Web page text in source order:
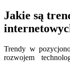
Jakie są
Trendy w
rozwojem